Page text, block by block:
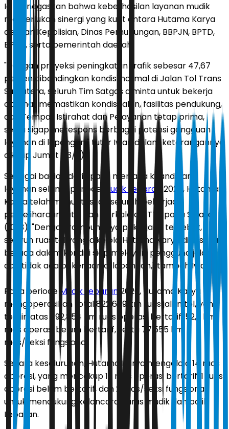
Ia menegaskan bahwa keberhasilan layanan mudik
memerlukan sinergi yang kuat antara Hutama Karya
dengan Kepolisian, Dinas Perhubungan, BBPJN, BPTD,
BPBD, serta pemerintah daerah.
"Dengan proyeksi peningkatan trafik sebesar 47,67
persen dibandingkan kondisi normal di Jalan Tol Trans
Sumatera, seluruh Tim Satgas diminta untuk bekerja
optimal, memastikan kondisi jalan, fasilitas pendukung,
dan Tempat Istirahat dan Pelayanan tetap prima,
serta sigap merespons berbagai potensi gangguan
layanan di lapangan," tutur Iwan dalam keterangannya
dikutip Jumat (13/3).
Sebagai bagian dari upaya menjaga keandalan
layanan selama periode
Mudik Lebaran
2026, Hutama
Karya telah menuntaskan seluruh pekerjaan
pemeliharaan rutin dan berkala di JTTS pada Selasa
(10/3). "Dengan rampungnya pekerjaan tersebut,
seluruh ruas tol yang dikelola Hutama Karya dipastikan
berada dalam kondisi siap melayani pengguna jalan
dan tidak ada pekerjaan di lapangan," tambah Iwan.
Pada periode Mudik Lebaran 2026, Hutama Karya
mengoperasikan total 822,609 km ruas jalan tol, yang
terdiri atas 692,854 km ruas operasi bertarif, 52,2 km
ruas operasi belum bertarif, serta 77,555 km
ruas/seksi fungsional.
Secara keseluruhan, Hutama Karya mengelola 14 ruas
operasi, yang mencakup 12 ruas operasi bertarif, 1 ruas
operasi belum bertarif, dan 2 ruas/seksi fungsional
untuk mendukung kelancaran arus mudik dan balik
Lebaran.